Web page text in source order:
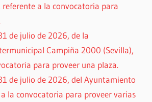
referente a la convocatoria para
de julio de 2026, de la
Campiña 2000 (Sevilla),
para proveer una plaza.
de julio de 2026, del Ayuntamiento
la convocatoria para proveer varias